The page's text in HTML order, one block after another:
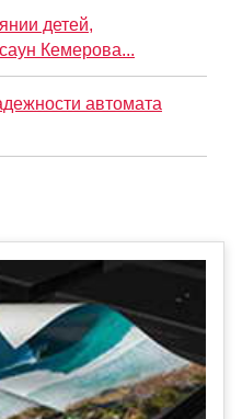
детей,
Кемерова...
автомата